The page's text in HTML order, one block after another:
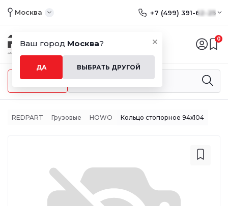
Ваш город Москва?
ДА ВЫБРАТЬ ДРУГОЙ
Москва +7 (499) 391-62-25
0
Меню
REDPART Грузовые HOWO Кольцо стопорное 94х104